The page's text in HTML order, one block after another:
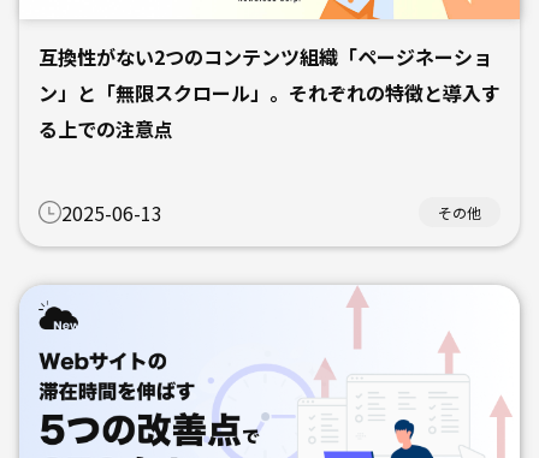
互換性がない2つのコンテンツ組織「ページネーショ
ン」と「無限スクロール」。それぞれの特徴と導入す
る上での注意点
2025-06-13 その他